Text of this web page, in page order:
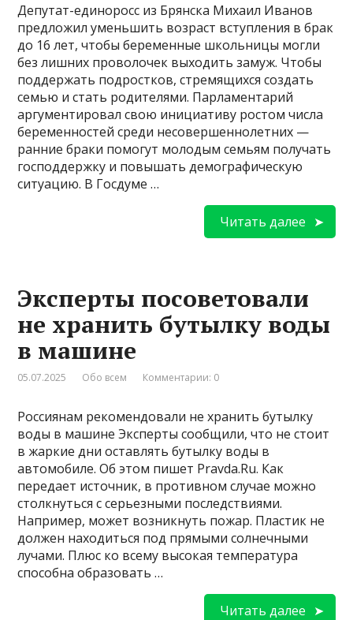
Депутат-единоросс из Брянска Михаил Иванов
предложил уменьшить возраст вступления в брак
до 16 лет, чтобы беременные школьницы могли
без лишних проволочек выходить замуж. Чтобы
поддержать подростков, стремящихся создать
семью и стать родителями. Парламентарий
аргументировал свою инициативу ростом числа
беременностей среди несовершеннолетних —
ранние браки помогут молодым семьям получать
господдержку и повышать демографическую
ситуацию. В Госдуме …
Читать далее
Эксперты посоветовали
не хранить бутылку воды
в машине
05.07.2025 Обо всем Комментарии: 0
Россиянам рекомендовали не хранить бутылку
воды в машине Эксперты сообщили, что не стоит
в жаркие дни оставлять бутылку воды в
автомобиле. Об этом пишет Pravda.Ru. Как
передает источник, в противном случае можно
столкнуться с серьезными последствиями.
Например, может возникнуть пожар. Пластик не
должен находиться под прямыми солнечными
лучами. Плюс ко всему высокая температура
способна образовать …
Читать далее